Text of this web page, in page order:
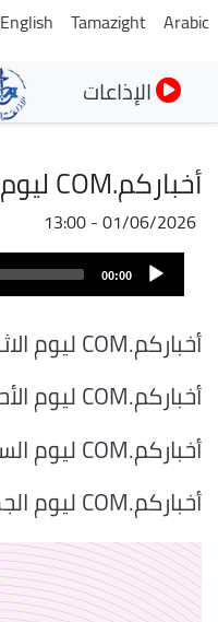
Arabic
Tamazight
English
الإذاعات
أخباركم.COM ليوم الاثنين 01 جوان 2026
01/06/2026 - 13:00
Audio
Player
00:00
أخباركم.COM ليوم الاثنين 06 جويلية 2026
أخباركم.COM ليوم الأحد 05 جويلية 2026
أخباركم.COM ليوم السبت 04 جويلية 2026
أخباركم.COM ليوم الجمعة 03 جويلية 2026